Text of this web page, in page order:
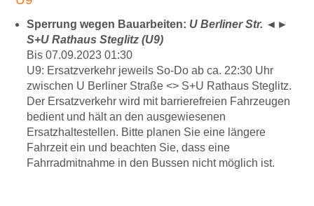
Sperrung wegen Bauarbeiten: U Berliner Str. ◄►
S+U Rathaus Steglitz (U9)
Bis 07.09.2023 01:30
U9: Ersatzverkehr jeweils So-Do ab ca. 22:30 Uhr
zwischen U Berliner Straße <> S+U Rathaus Steglitz.
Der Ersatzverkehr wird mit barrierefreien Fahrzeugen
bedient und hält an den ausgewiesenen
Ersatzhaltestellen. Bitte planen Sie eine längere
Fahrzeit ein und beachten Sie, dass eine
Fahrradmitnahme in den Bussen nicht möglich ist.